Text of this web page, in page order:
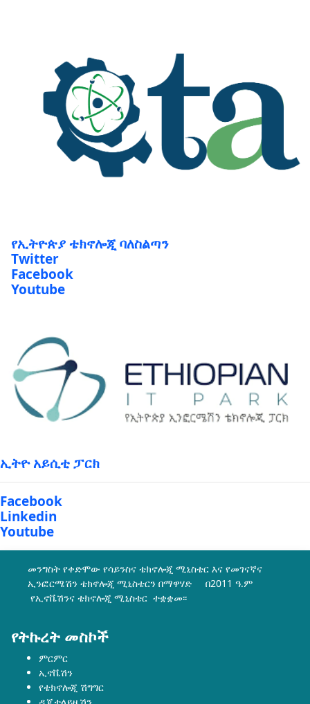
የኢትዮጵያ ቴክኖሎጂ ባለስልጣን
Twitter
Facebook
Youtube
ኢትዮ አይሲቲ ፓርክ
Facebook
Linkedin
Youtube
መንግስት የቀድሞው የሳይንስና ቴክኖሎጂ ሚኒስቴር እና የመገናኛና
ኢንፎርሜሽን ቴክኖሎጂ ሚኒስቴርን በማዋሃድ በ2011 ዓ.ም
የኢኖቬሽንና ቴክኖሎጂ ሚኒስቴር ተቋቋመ፡፡
የትኩረት መስኮች
ምርምር
ኢኖቬሽን
የቴክኖሎጂ ሽግግር